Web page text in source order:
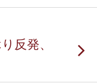
反発、